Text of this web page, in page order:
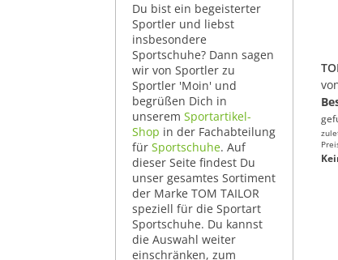
Du bist ein begeisterter
Sportler und liebst
insbesondere
Sportschuhe? Dann sagen
wir von Sportler zu
Sportler 'Moin' und
begrüßen Dich in
unserem Sportartikel-
Shop in der Fachabteilung
für Sportschuhe. Auf
dieser Seite findest Du
unser gesamtes Sortiment
der Marke TOM TAILOR
speziell für die Sportart
Sportschuhe. Du kannst
die Auswahl weiter
einschränken, zum